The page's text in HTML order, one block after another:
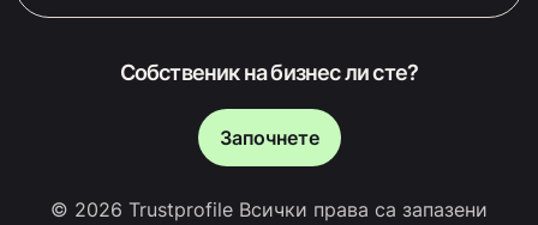
Собственик на бизнес ли сте?
Започнете
© 2026 Trustprofile Всички права са запазени